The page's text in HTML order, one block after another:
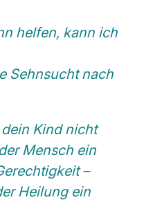
helfen, kann ich
Sehnsucht nach
Kind nicht
Mensch ein
–
Heilung ein